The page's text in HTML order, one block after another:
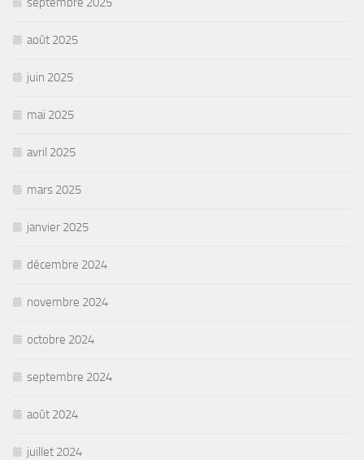
août 2025
juin 2025
mai 2025
avril 2025
mars 2025
janvier 2025
décembre 2024
novembre 2024
octobre 2024
septembre 2024
août 2024
juillet 2024